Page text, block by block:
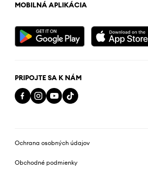
MOBILNÁ APLIKÁCIA
PRIPOJTE SA K NÁM
Ochrana osobných údajov
Obchodné podmienky